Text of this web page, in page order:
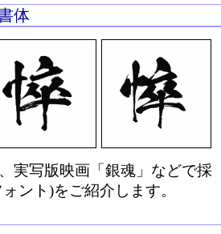
体
実写版映画「銀魂」などで採
ント)をご紹介します。